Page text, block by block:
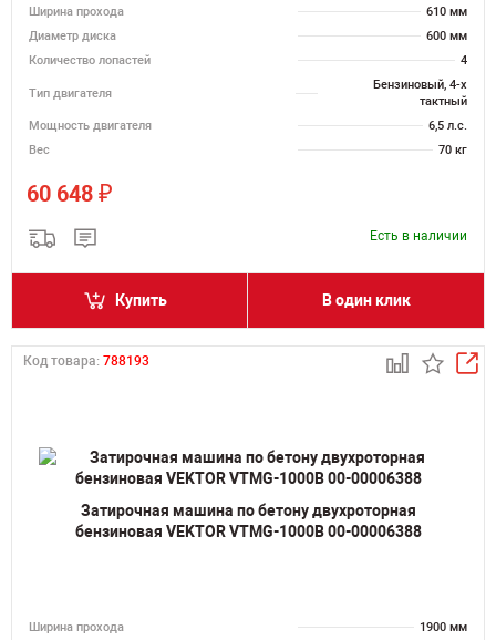
Ширина прохода
610 мм
Диаметр диска
600 мм
Количество лопастей
4
Тип двигателя
Бензиновый, 4-х
тактный
Мощность двигателя
6,5 л.с.
Вес
70 кг
60 648 ₽
Есть в наличии
Купить В один клик
Код товара: 788193
Затирочная машина по бетону двухроторная
бензиновая VEKTOR VTMG-1000B 00-00006388
Ширина прохода 1900 мм